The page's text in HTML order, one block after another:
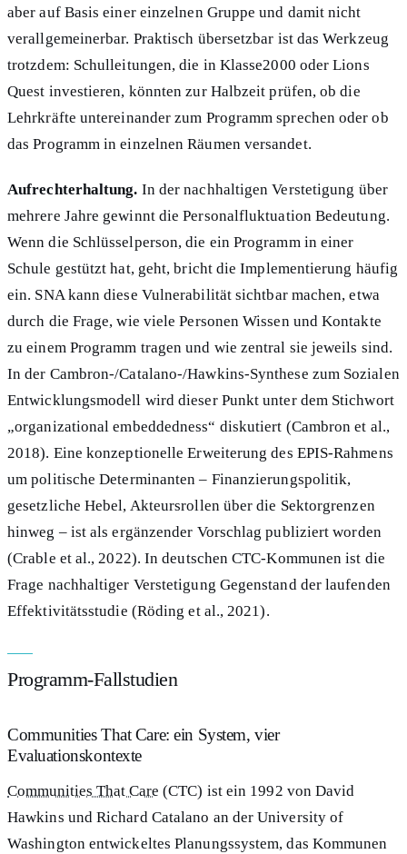
aber auf Basis einer einzelnen Gruppe und damit nicht
verallgemeinerbar. Praktisch übersetzbar ist das Werkzeug
trotzdem: Schulleitungen, die in Klasse2000 oder Lions
Quest investieren, könnten zur Halbzeit prüfen, ob die
Lehrkräfte untereinander zum Programm sprechen oder ob
das Programm in einzelnen Räumen versandet.
Aufrechterhaltung. In der nachhaltigen Verstetigung über
mehrere Jahre gewinnt die Personalfluktuation Bedeutung.
Wenn die Schlüsselperson, die ein Programm in einer
Schule gestützt hat, geht, bricht die Implementierung häufig
ein. SNA kann diese Vulnerabilität sichtbar machen, etwa
durch die Frage, wie viele Personen Wissen und Kontakte
zu einem Programm tragen und wie zentral sie jeweils sind.
In der Cambron-/Catalano-/Hawkins-Synthese zum Sozialen
Entwicklungsmodell wird dieser Punkt unter dem Stichwort
„organizational embeddedness“ diskutiert (Cambron et al.,
2018). Eine konzeptionelle Erweiterung des EPIS-Rahmens
um politische Determinanten – Finanzierungspolitik,
gesetzliche Hebel, Akteursrollen über die Sektorgrenzen
hinweg – ist als ergänzender Vorschlag publiziert worden
(Crable et al., 2022). In deutschen CTC-Kommunen ist die
Frage nachhaltiger Verstetigung Gegenstand der laufenden
Effektivitätsstudie (Röding et al., 2021).
Programm-Fallstudien
Communities That Care: ein System, vier
Evaluationskontexte
Communities That Care (CTC) ist ein 1992 von David
Hawkins und Richard Catalano an der University of
Washington entwickeltes Planungssystem, das Kommunen